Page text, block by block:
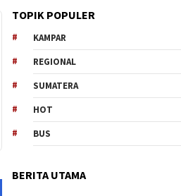
TOPIK POPULER
KAMPAR
REGIONAL
SUMATERA
HOT
BUS
BERITA UTAMA